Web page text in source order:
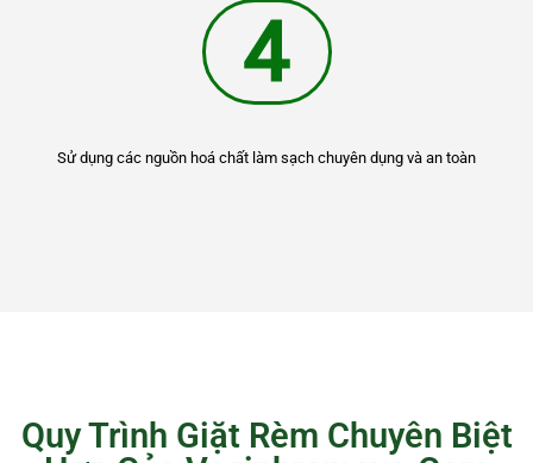
4
Sử dụng các nguồn hoá chất làm sạch chuyên dụng và an toàn
Quy Trình Giặt Rèm Chuyên Biệt